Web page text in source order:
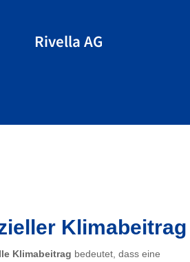
Rivella AG
Klimabeitrag
Klimabeitrag bedeutet, dass eine